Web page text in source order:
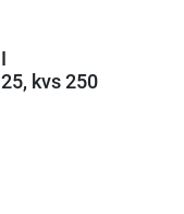
kvs 250